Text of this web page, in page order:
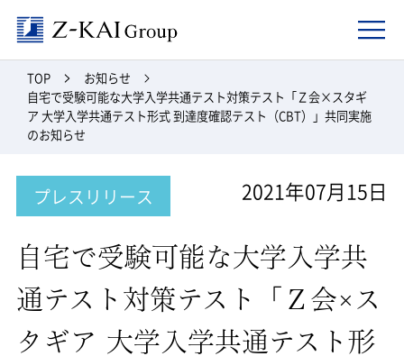
TOP
お知らせ
自宅で受験可能な大学入学共通テスト対策テスト「Ｚ会×スタギ
ア 大学入学共通テスト形式 到達度確認テスト（CBT）」共同実施
のお知らせ
プレスリリース 2021年07月15日
自宅で受験可能な大学入学共
通テスト対策テスト「Ｚ会×ス
タギア 大学入学共通テスト形